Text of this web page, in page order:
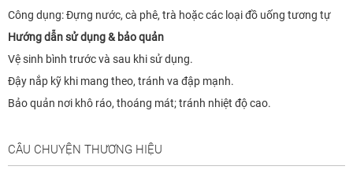
Công dụng: Đựng nước, cà phê, trà hoặc các loại đồ uống tương tự
Hướng dẫn sử dụng & bảo quản
Vệ sinh bình trước và sau khi sử dụng.
Đậy nắp kỹ khi mang theo, tránh va đập mạnh.
Bảo quản nơi khô ráo, thoáng mát; tránh nhiệt độ cao.
CÂU CHUYỆN THƯƠNG HIỆU